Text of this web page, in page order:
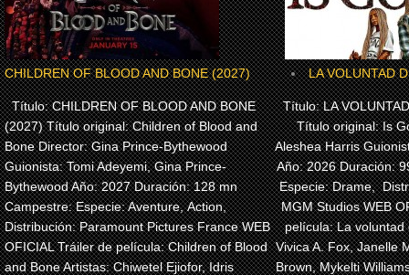
CHILDREN OF BLOOD AND BONE (2027)
Título: CHILDREN OF BLOOD AND BONE
(2027) Título original: Children of Blood and
Bone Director: Gina Prince-Bythewood
Guionista: Tomi Adeyemi, Gina Prince-
Bythewood Año: 2027 Duración: 128 mn
Campestre: Especie: Aventure, Action,
Distribución: Paramount Pictures France WEB
OFICIAL Tráiler de película: Children of Blood
and Bone Artistas: Chiwetel Ejiofor, Idris
LA VOLUNTAD
Título: LA
Título original: Is
Aleshea Harris
Año: 2026 Duración:
Especie: Drame,
MGM Studios WEB
película: La voluntad
Vivica A. Fox, Janelle
Brown, Mykelti